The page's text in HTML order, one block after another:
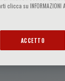
su INFORMAZIONI
ACCETTO